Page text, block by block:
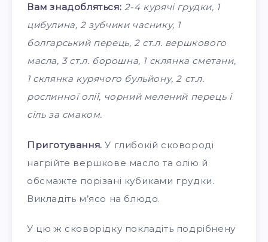
Вам знадобляться: 2-4 курячі грудки, 1
цибулина, 2 зубчики часнику, 1
болгарський перець, 2 ст.л. вершкового
масла, 3 ст.л. борошна, 1 склянка сметани,
1 склянка курячого бульйону, 2 ст.л.
рослинної олії, чорний мелений перець і
сіль за смаком.
Приготування. У глибокій сковороді
нагрійте вершкове масло та олію й
обсмажте порізані кубиками грудки.
Викладіть м’ясо на блюдо.
У цю ж сковорідку покладіть подрібнену